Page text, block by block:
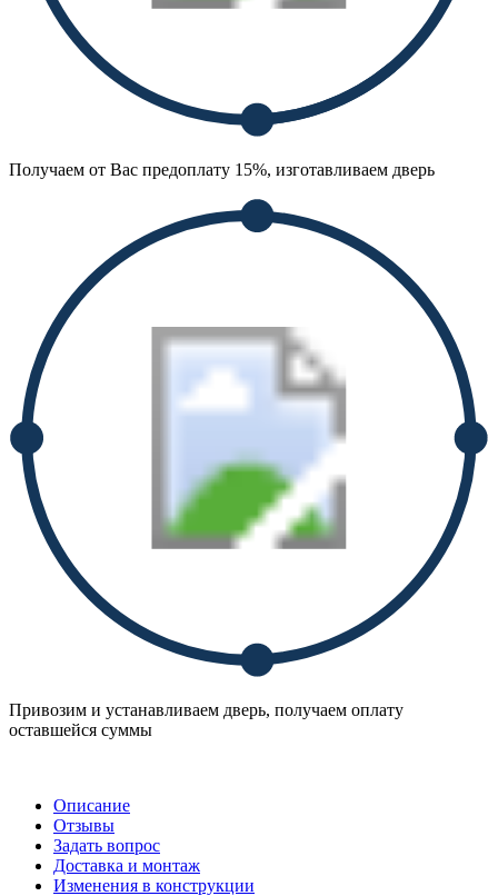
Получаем от Вас предоплату 15%, изготавливаем дверь
Привозим и устанавливаем дверь, получаем оплату
оставшейся суммы
Описание
Отзывы
Задать вопрос
Доставка и монтаж
Изменения в конструкции